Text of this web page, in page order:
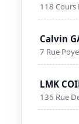
118
Calvin
7 Rue
LMK
136 Rue